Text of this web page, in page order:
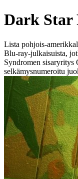
Dark Star
Lista pohjois-
Blu-ray-julkaisuista,
Syndromen sisaryritys
selkämysnumeroitu